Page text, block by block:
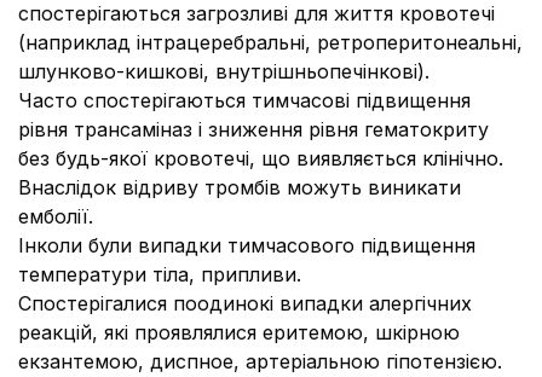
спостерігаються загрозливі для життя кровотечі
(наприклад інтрацеребральні, ретроперитонеальні,
шлунково-кишкові, внутрішньопечінкові).
Часто спостерігаються тимчасові підвищення
рівня трансаміназ і зниження рівня гематокриту
без будь-якої кровотечі, що виявляється клінічно.
Внаслідок відриву тромбів можуть виникати
емболії.
Інколи були випадки тимчасового підвищення
температури тіла, припливи.
Спостерігалися поодинокі випадки алергічних
реакцій, які проявлялися еритемою, шкірною
екзантемою, диспное, артеріальною гіпотензією.